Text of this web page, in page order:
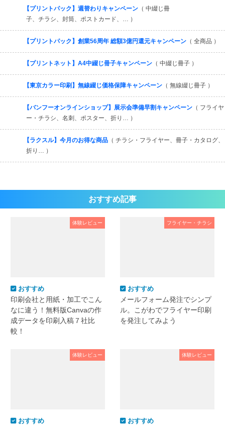
【プリントパック】週替わりキャンペーン （ 中綴じ冊
子、チラシ、封筒、ポストカード、… ）
【プリントパック】創業56周年 総額3億円還元キャンペーン （ 全商品 ）
【プリントネット】A4中綴じ冊子キャンペーン （ 中綴じ冊子 ）
【東京カラー印刷】無線綴じ価格保障キャンペーン （ 無線綴じ冊子 ）
【バンフーオンラインショップ】展示会準備早割キャンペーン （ フライヤ
ー・チラシ、名刺、ポスター、折り… ）
【ラクスル】今月のお得な商品 （ チラシ・フライヤー、冊子・カタログ、
折り… ）
おすすめ記事
体験レビュー
おすすめ
印刷会社と用紙・加工でこん
なに違う！無料版Canvaの作
成データを印刷入稿７社比
較！
フライヤー・チラシ
おすすめ
メールフォーム発注でシンプ
ル。こがわでフライヤー印刷
を発注してみよう
体験レビュー
おすすめ
体験レビュー
おすすめ